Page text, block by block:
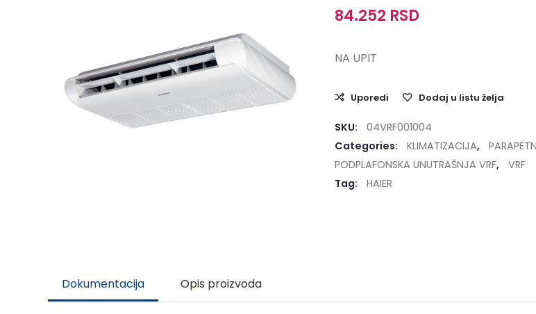
84.252 RSD
NA UPIT
Uporedi Dodaj u listu želja
SKU:
04VRF001004
Categories:
KLIMATIZACIJA,
PODPLAFONSKA UNUTRAŠNJA VRF,
VRF
Tag:
HAIER
Dokumentacija Opis proizvoda